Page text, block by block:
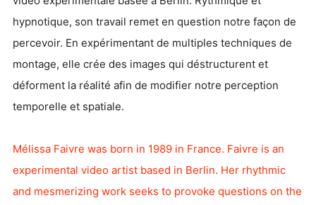
hypnotique, son travail remet en question notre façon de
percevoir. En expérimentant de multiples techniques de
montage, elle crée des images qui déstructurent et
déforment la réalité afin de modifier notre perception
temporelle et spatiale.
Mélissa Faivre was born in 1989 in France. Faivre is an
experimental video artist based in Berlin. Her rhythmic
and mesmerizing work seeks to provoke questions on the